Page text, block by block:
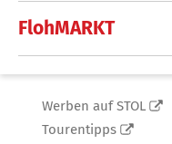
FlohMARKT
Werben auf STOL
Tourentipps